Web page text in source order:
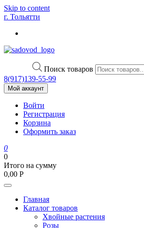
Skip to content
г. Тольятти
Поиск товаров
8(917)139‑55-99
Мой аккаунт
Войти
Регистрация
Корзина
Оформить заказ
0
0
Итого на сумму
0,00 Р
Главная
Каталог товаров
Хвойные растения
Розы